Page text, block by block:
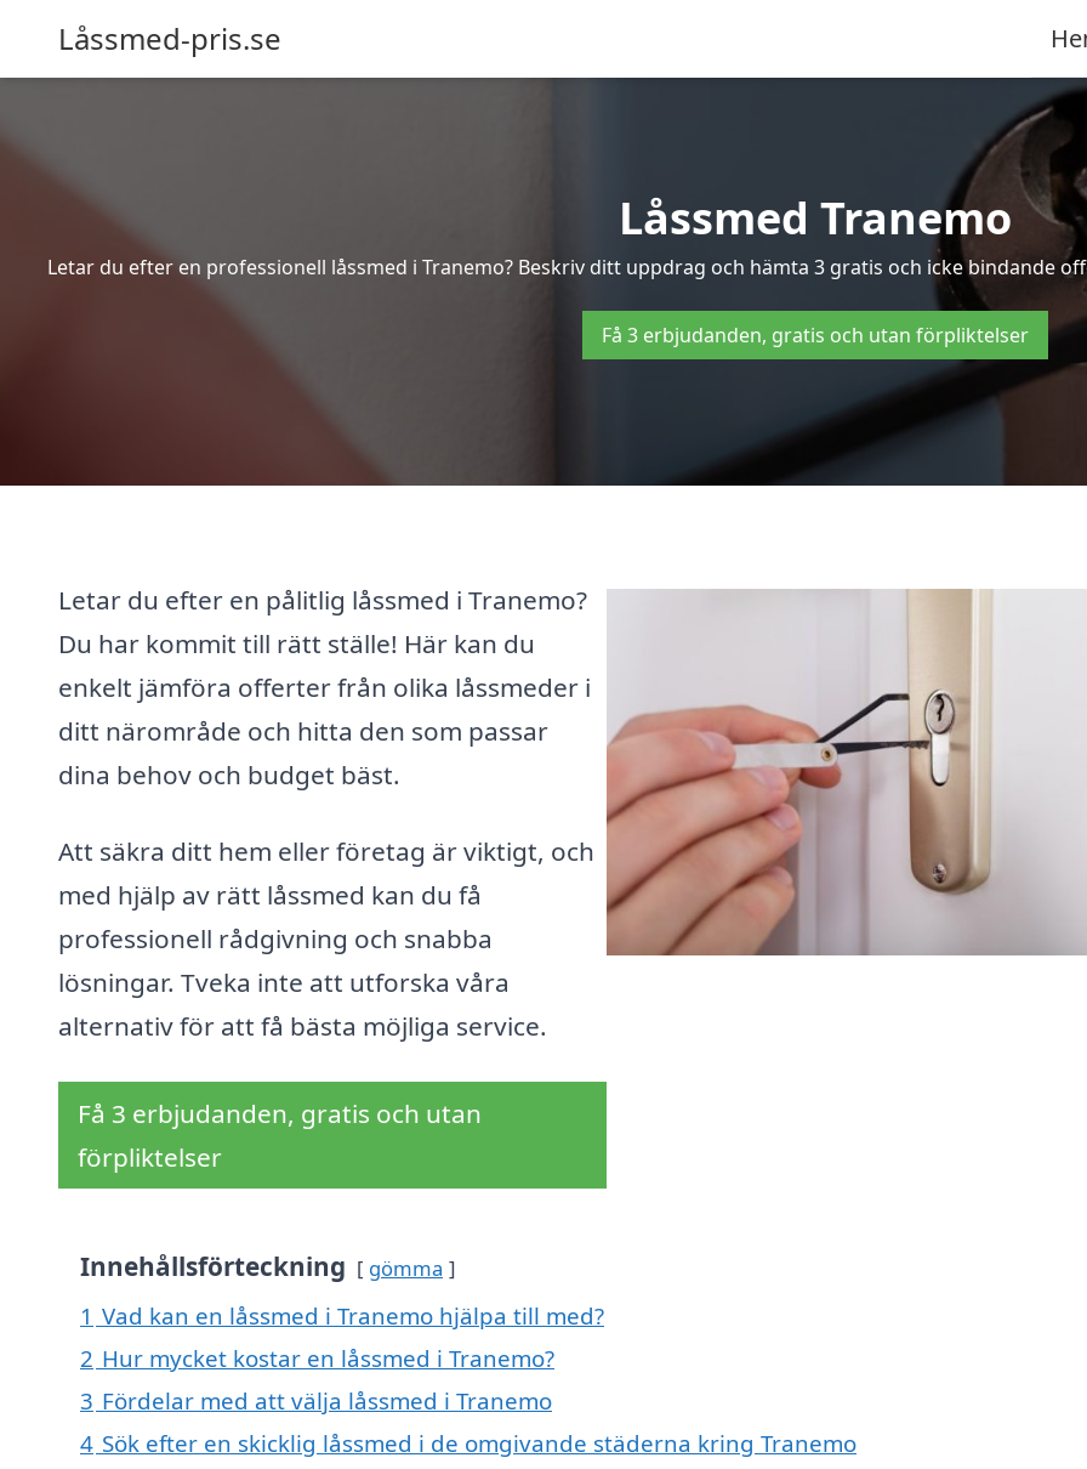
Låssmed-pris.se
Låssmed Tranemo
Letar du efter en professionell låssmed i Tranemo? Beskriv ditt uppdrag och hämta 3 gratis och icke bindande
Få 3 erbjudanden, gratis och utan förpliktelser
Letar du efter en pålitlig låssmed i Tranemo?
Du har kommit till rätt ställe! Här kan du
enkelt jämföra offerter från olika låssmeder i
ditt närområde och hitta den som passar
dina behov och budget bäst.
Att säkra ditt hem eller företag är viktigt, och
med hjälp av rätt låssmed kan du få
professionell rådgivning och snabba
lösningar. Tveka inte att utforska våra
alternativ för att få bästa möjliga service.
Få 3 erbjudanden, gratis och utan
förpliktelser
Innehållsförteckning gömma
1 Vad kan en låssmed i Tranemo hjälpa till med?
2 Hur mycket kostar en låssmed i Tranemo?
3 Fördelar med att välja låssmed i Tranemo
4 Sök efter en skicklig låssmed i de omgivande städerna kring Tranemo